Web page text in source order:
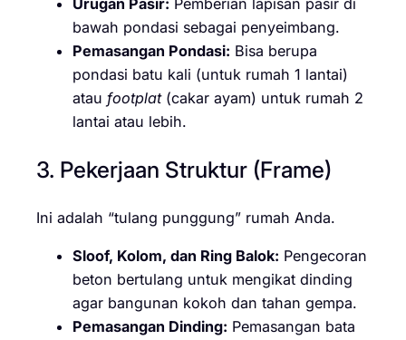
Urugan Pasir: Pemberian lapisan pasir di
bawah pondasi sebagai penyeimbang.
Pemasangan Pondasi: Bisa berupa
pondasi batu kali (untuk rumah 1 lantai)
atau footplat(cakar ayam) untuk rumah 2
lantai atau lebih.
3. Pekerjaan Struktur (Frame)
Ini adalah “tulang punggung” rumah Anda.
Sloof, Kolom, dan Ring Balok: Pengecoran
beton bertulang untuk mengikat dinding
agar bangunan kokoh dan tahan gempa.
Pemasangan Dinding: Pemasangan bata